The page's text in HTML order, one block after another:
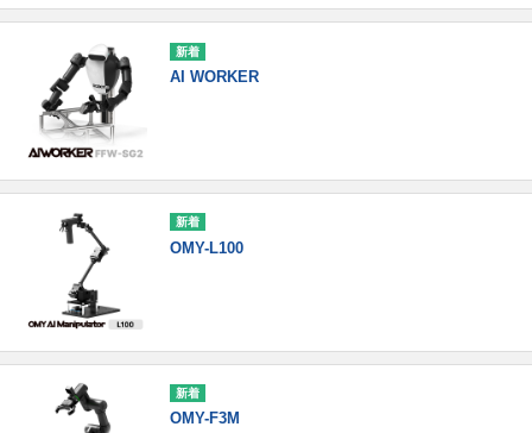
AI WORKER
OMY-L100
OMY-F3M